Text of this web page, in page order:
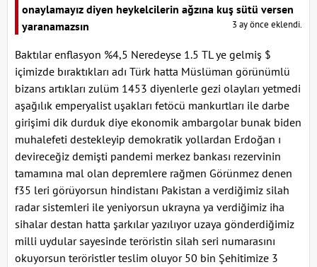
onaylamayız diyen heykelcilerin ağzına kuş sütü versen
yaranamazsın
3 ay önce eklendi.
Baktılar enflasyon %4,5 Neredeyse 1.5 TL ye gelmiş $
içimizde bıraktıkları adı Türk hatta Müslüman görünümlü
bizans artıkları zulüm 1453 diyenlerle gezi olayları yetmedi
aşağılık emperyalist uşakları fetöcü mankurtları ile darbe
girişimi dik durduk diye ekonomik ambargolar bunak biden
muhalefeti destekleyip demokratik yollardan Erdoğan ı
devireceğiz demişti pandemi merkez bankası rezervinin
tamamına mal olan depremlere rağmen Görünmez denen
f35 leri görüyorsun hindistanı Pakistan a verdiğimiz silah
radar sistemleri ile yeniyorsun ukrayna ya verdiğimiz iha
sihalar destan hatta şarkılar yazılıyor uzaya gönderdiğimiz
milli uydular sayesinde teröristin silah seri numarasını
okuyorsun teröristler teslim oluyor 50 bin Şehitimize 3